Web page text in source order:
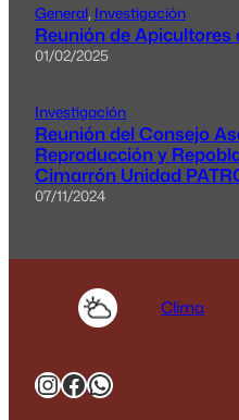
General, Investigación
Reunión de Apicultores
01/02/2025
Investigación
Reunión del Consejo
Reproducción y
Cimarrón Unidad
07/11/2024
Clima
Instagram
Facebook
WhatsApp